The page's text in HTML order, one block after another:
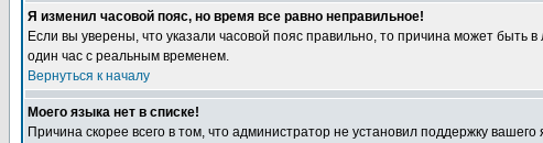
Я изменил часовой пояс, но время все равно неправильное!
Если вы уверены, что указали часовой пояс правильно, то причина может
один час с реальным временем.
Вернуться к началу
Моего языка нет в списке!
Причина скорее всего в том, что администратор не установил поддержку